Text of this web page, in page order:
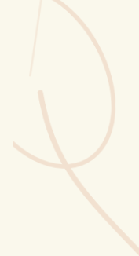
Challenges
Wusstest du?
Sammlungen
Selber machen